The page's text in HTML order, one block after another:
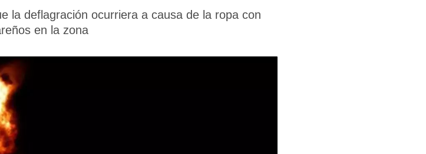
la deflagración ocurriera a causa de la ropa con
en la zona